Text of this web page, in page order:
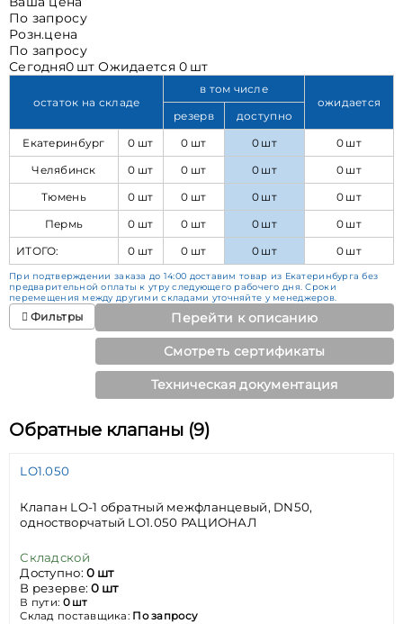
По запросу
Розн.цена
По запросу
Сегодня0 шт Ожидается 0 шт
остаток на складе
в том числе
ожидается
резерв
доступно
Екатеринбург
0 шт 0 шт 0 шт
0 шт
Челябинск
0 шт 0 шт 0 шт
0 шт
Тюмень
0 шт 0 шт 0 шт
0 шт
Пермь
0 шт 0 шт 0 шт
0 шт
ИТОГО:
0 шт 0 шт 0 шт 0 шт
При подтверждении заказа до 14:00 доставим товар из Екатеринбурга без
предварительной оплаты к утру следующего рабочего дня. Сроки
перемещения между другими складами уточняйте у менеджеров.
Фильтры Перейти к описанию
Смотреть сертификаты
Техническая документация
Обратные клапаны (9)
LO1.050
Клапан LO-1 обратный межфланцевый, DN50,
одностворчатый LO1.050 РАЦИОНАЛ
Складской
Доступно:0 шт
В резерве:0 шт
В пути: 0 шт
Склад поставщика: По запросу